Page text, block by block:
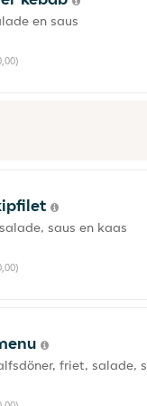
en saus
saus en kaas
friet, salade,